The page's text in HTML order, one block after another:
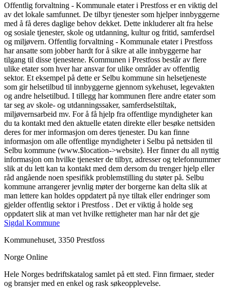
Offentlig forvaltning - Kommunale etater i Prestfoss er en viktig del
av det lokale samfunnet. De tilbyr tjenester som hjelper innbyggerne
med å få deres daglige behov dekket. Dette inkluderer alt fra helse
og sosiale tjenester, skole og utdanning, kultur og fritid, samferdsel
og miljøvern. Offentlig forvaltning - Kommunale etater i Prestfoss
har ansatte som jobber hardt for å sikre at alle innbyggerne har
tilgang til disse tjenestene. Kommunen i Prestfoss består av flere
ulike etater som hver har ansvar for ulike områder av offentlig
sektor. Et eksempel på dette er Selbu kommune sin helsetjeneste
som gir helsetilbud til innbyggerne gjennom sykehuset, legevakten
og andre helsetilbud. I tillegg har kommunen flere andre etater som
tar seg av skole- og utdanningssaker, samferdselstiltak,
miljøvernsarbeid mv. For å få hjelp fra offentlige myndigheter kan
du ta kontakt med den aktuelle etaten direkte eller besøke nettsiden
deres for mer informasjon om deres tjenester. Du kan finne
informasjon om alle offentlige myndigheter i Selbu på nettsiden til
Selbu kommune (www.$location->website). Her finner du all nyttig
informasjon om hvilke tjenester de tilbyr, adresser og telefonnummer
slik at du lett kan ta kontakt med dem dersom du trenger hjelp eller
råd angående noen spesifikk problemstilling du støter på. Selbu
kommune arrangerer jevnlig møter der borgerne kan delta slik at
man lettere kan holdes oppdatert på nye tiltak eller endringer som
gjelder offentlig sektor i Prestfoss . Det er viktig å holde seg
oppdatert slik at man vet hvilke rettigheter man har når det gje
Sigdal Kommune
Kommunehuset, 3350 Prestfoss
Norge Online
Hele Norges bedriftskatalog samlet på ett sted. Finn firmaer, steder
og bransjer med en enkel og rask søkeopplevelse.